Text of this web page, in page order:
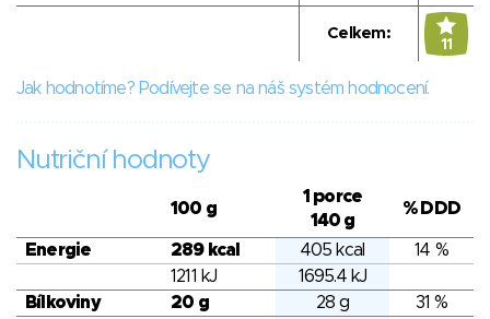
Celkem:
11
Jak hodnotíme? Podívejte se na náš systém hodnocení.
Nutriční hodnoty
100 g
1 porce
140 g
% DDD
Energie 289 kcal 405 kcal
14 %
1211 kJ
1695.4 kJ
Bílkoviny
20 g 28 g
31 %